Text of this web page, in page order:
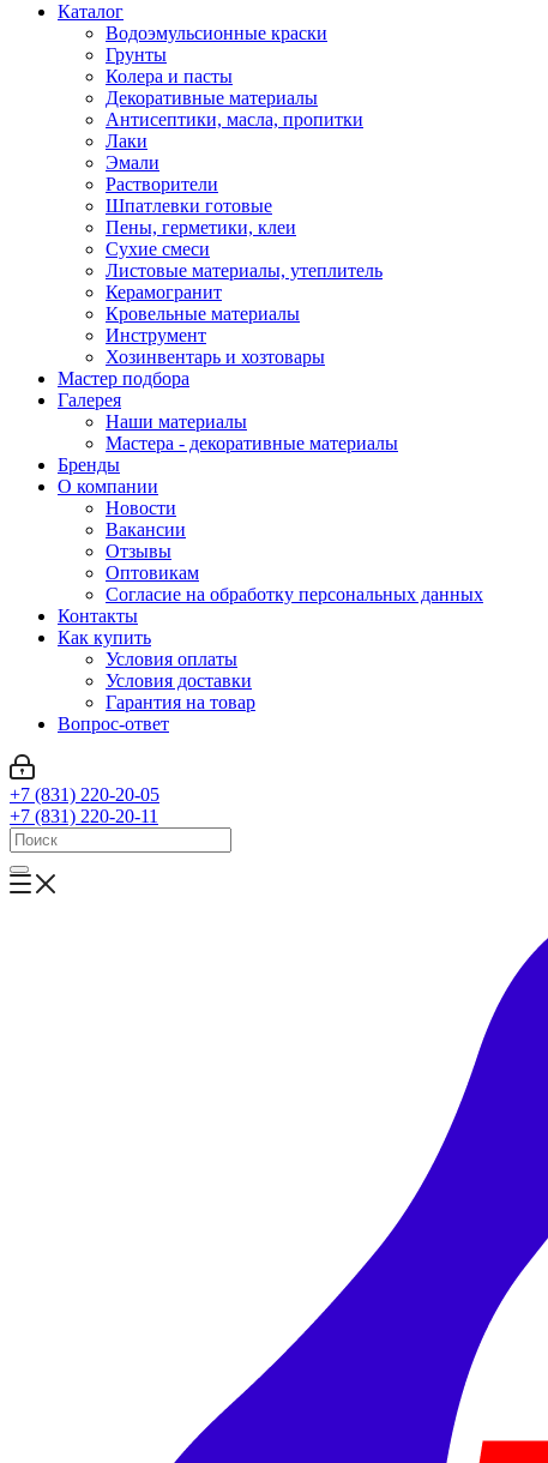
Каталог
Водоэмульсионные краски
Грунты
Колера и пасты
Декоративные материалы
Антисептики, масла, пропитки
Лаки
Эмали
Растворители
Шпатлевки готовые
Пены, герметики, клеи
Сухие смеси
Листовые материалы, утеплитель
Керамогранит
Кровельные материалы
Инструмент
Хозинвентарь и хозтовары
Мастер подбора
Галерея
Наши материалы
Мастера - декоративные материалы
Бренды
О компании
Новости
Вакансии
Отзывы
Оптовикам
Cогласие на обработку персональных данных
Контакты
Как купить
Условия оплаты
Условия доставки
Гарантия на товар
Вопрос-ответ
+7 (831) 220-20-05
+7 (831) 220-20-11